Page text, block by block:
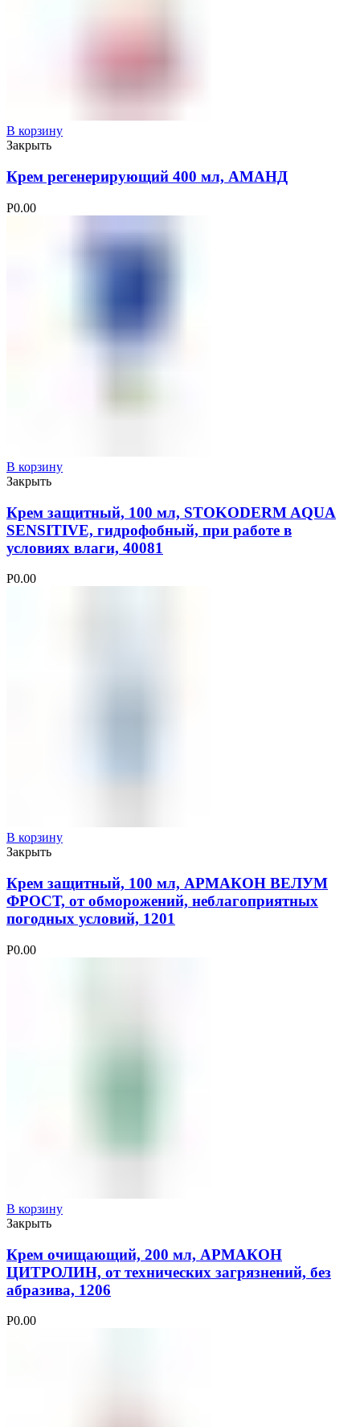
В корзину
Закрыть
Крем регенерирующий 400 мл, АМАНД
Р0.00
В корзину
Закрыть
Крем защитный, 100 мл, STOKODERM AQUA
SENSITIVE, гидрофобный, при работе в
условиях влаги, 40081
Р0.00
В корзину
Закрыть
Крем защитный, 100 мл, АРМАКОН ВЕЛУМ
ФРОСТ, от обморожений, неблагоприятных
погодных условий, 1201
Р0.00
В корзину
Закрыть
Крем очищающий, 200 мл, АРМАКОН
ЦИТРОЛИН, от технических загрязнений, без
абразива, 1206
Р0.00